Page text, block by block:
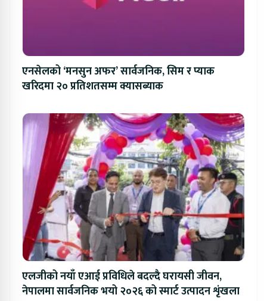
एनसेलको ‘मनसुन अफर’ सार्वजनिक, सिम र प्याक
खरिदमा २० प्रतिशतसम्म क्यासब्याक
एलजीको नयाँ एआई प्रविधिले बदल्दै घरायसी जीवन,
नेपालमा सार्वजनिक भयो २०२६ को स्मार्ट उत्पादन शृंखला